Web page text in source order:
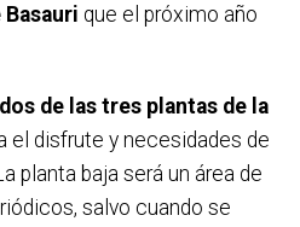
que el próximo año
de las tres plantas de la
el disfrute y necesidades de
planta baja será un área de
salvo cuando se